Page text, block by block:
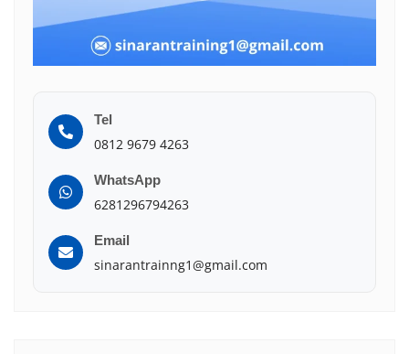
Tel
0812 9679 4263
WhatsApp
6281296794263
Email
sinarantrainng1@gmail.com